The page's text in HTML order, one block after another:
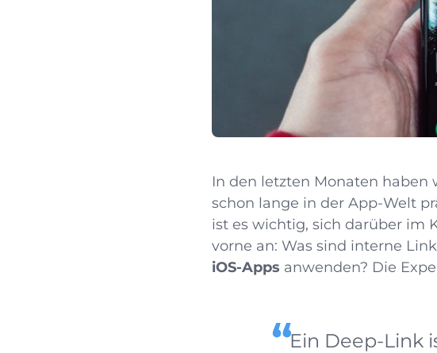
In den letzten Monaten haben
schon lange in der App-Welt
ist es wichtig, sich darüber im
vorne an: Was sind interne
iOS-Apps anwenden? Die
Ein Deep-Link